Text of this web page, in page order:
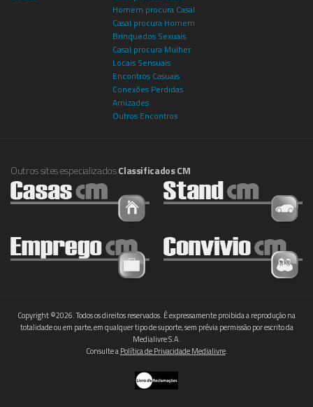
Homem procura Casal
Casal procura Homem
Brinquedos Sexuais
Casal procura Mulher
Locais Sensuais
Encontros Casuais
Conexões Perdidas
Amizades
Outros Encontros
Outros sites especializadosClassificados CM
Copyright ©2026. Todos os direitos reservados. É expressamente proibida a reprodução na
totalidade ou em parte, em qualquer tipo de suporte, sem prévia permissão por escrito da
Medialivre S.A.
Consulte aPolítica de Privacidade Medialivre.